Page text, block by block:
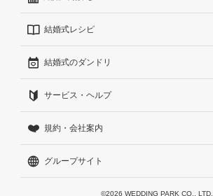
エリアから探す
こだわりから探す
雰囲気から探す
見積りから探す
ランキングから探す
結婚式レシピ
結婚式準備レポート『ハナレポ』
結婚式当日の動画『ムビレポ』
結婚式のダンドリ
結婚準備ガイド
Wedding Park Magazine
結婚お悩みQ&A
サービス・ヘルプ
サイトコンセプト
はじめての方へ
規約・会社案内
利用規約
グループサイト
©2026 WEDDING PARK CO., LTD.